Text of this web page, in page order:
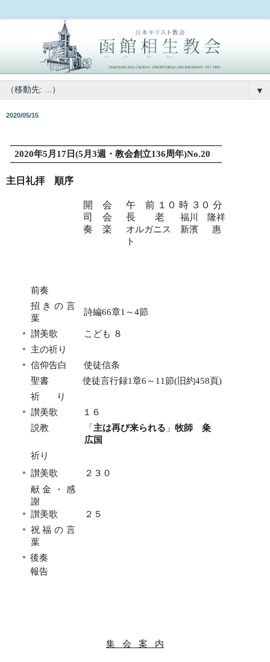
▼
2020/05/15
2020年5 月 17 日(5 月3週・教会創立136周年)No.20
主日礼拝 順序
開 会
午 前 １０ 時 ３０ 分
司 会
長 老 福川 隆祥
奏 楽
オルガニス
ト
新濱 惠
前奏
招きの言
葉
詩編66章1 ～4節
＊ 讃美歌 こども ８
＊ 主の祈り
＊ 信仰告白
使徒信条
聖書
使徒言行録1章6 ～ 11節(旧約458頁)
祈
り
＊ 讃美歌
１６
説教
「 主は再び来られる 」牧師 粂
広国
祈り
＊ 讃美歌
２３０
献金・感
謝
＊ 讃美歌 ２５
＊ 祝福の言
葉
＊ 後奏
報告
集 会 案 内